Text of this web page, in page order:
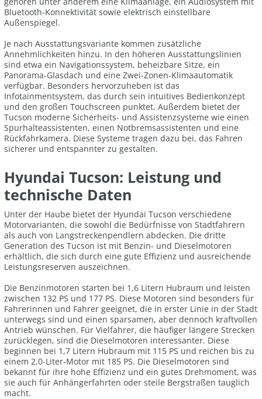
Bluetooth-Konnektivität sowie elektrisch einstellbare
Außenspiegel.
Je nach Ausstattungsvariante kommen zusätzliche
Annehmlichkeiten hinzu. In den höheren Ausstattungslinien
sind etwa ein Navigationssystem, beheizbare Sitze, ein
Panorama-Glasdach und eine Zwei-Zonen-Klimaautomatik
verfügbar. Besonders hervorzuheben ist das
Infotainmentsystem, das durch sein intuitives Bedienkonzept
und den großen Touchscreen punktet. Außerdem bietet der
Tucson moderne Sicherheits- und Assistenzsysteme wie einen
Spurhalteassistenten, einen Notbremsassistenten und eine
Rückfahrkamera. Diese Systeme tragen dazu bei, das Fahren
sicherer und entspannter zu gestalten.
Hyundai Tucson: Leistung und
technische Daten
Unter der Haube bietet der Hyundai Tucson verschiedene
Motorvarianten, die sowohl die Bedürfnisse von Stadtfahrern
als auch von Langstreckenpendlern abdecken. Die dritte
Generation des Tucson ist mit Benzin- und Dieselmotoren
erhältlich, die sich durch eine gute Effizienz und ausreichende
Leistungsreserven auszeichnen.
Die Benzinmotoren starten bei 1,6 Litern Hubraum und leisten
zwischen 132 PS und 177 PS. Diese Motoren sind besonders für
Fahrerinnen und Fahrer geeignet, die in erster Linie in der Stadt
unterwegs sind und einen sparsamen, aber dennoch kraftvollen
Antrieb wünschen. Für Vielfahrer, die häufiger längere Strecken
zurücklegen, sind die Dieselmotoren interessanter. Diese
beginnen bei 1,7 Litern Hubraum mit 115 PS und reichen bis zu
einem 2,0-Liter-Motor mit 185 PS. Die Dieselmotoren sind
bekannt für ihre hohe Effizienz und ein gutes Drehmoment, was
sie auch für Anhängerfahrten oder steile Bergstraßen tauglich
macht.